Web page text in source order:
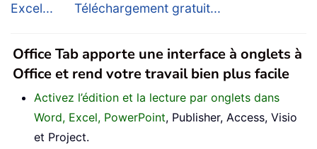
Excel...
Téléchargement gratuit...
Office Tab apporte une interface à onglets à
Office et rend votre travail bien plus facile
Activez l’édition et la lecture par onglets dans
Word, Excel, PowerPoint, Publisher, Access, Visio
et Project.